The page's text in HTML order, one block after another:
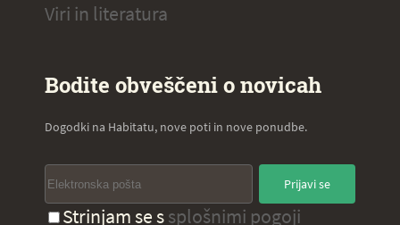
Viri in literatura
Bodite obveščeni o novicah
Dogodki na Habitatu, nove poti in nove ponudbe.
Prijavi se
Strinjam se ssplošnimi pogoji